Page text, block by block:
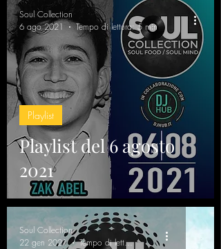
Playlist del 6 agosto
2021
Playlist
Soul Collection
6 ago 2021
Tempo di lettura: 5 min
Soul Collection
22 gen 2021
Tempo di lettura: 3 min